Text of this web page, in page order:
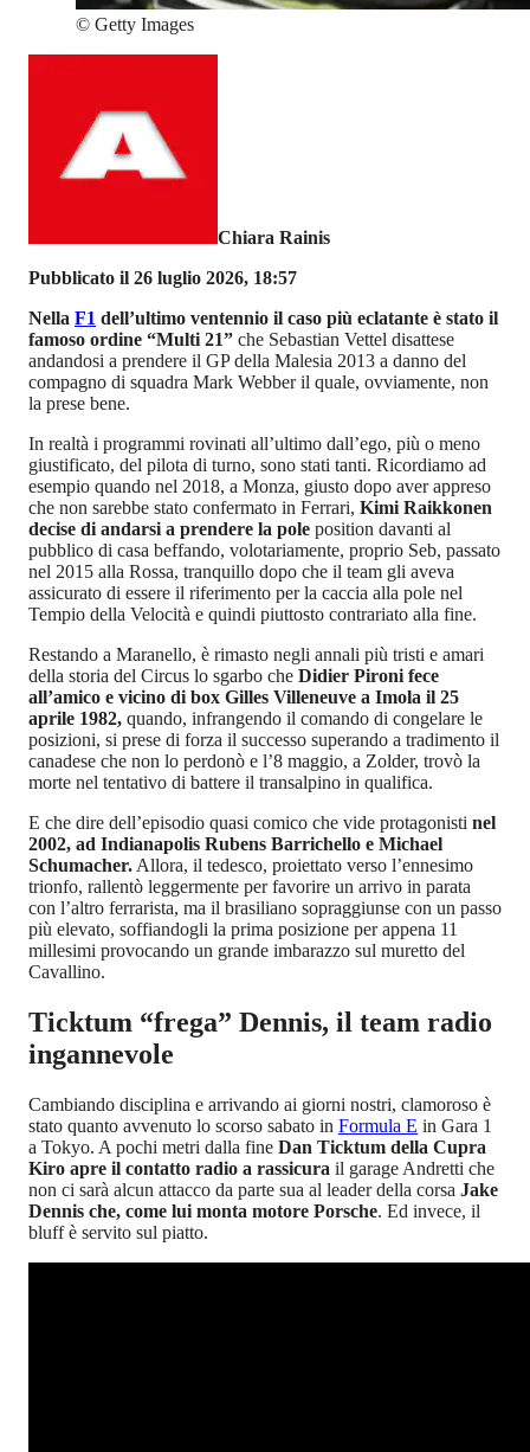
© Getty Images
Chiara Rainis
Pubblicato il 26 luglio 2026, 18:57
Nella F1 dell’ultimo ventennio il caso più eclatante è stato il
famoso ordine “Multi 21” che Sebastian Vettel disattese
andandosi a prendere il GP della Malesia 2013 a danno del
compagno di squadra Mark Webber il quale, ovviamente, non
la prese bene.
In realtà i programmi rovinati all’ultimo dall’ego, più o meno
giustificato, del pilota di turno, sono stati tanti. Ricordiamo ad
esempio quando nel 2018, a Monza, giusto dopo aver appreso
che non sarebbe stato confermato in Ferrari, Kimi Raikkonen
decise di andarsi a prendere la pole position davanti al
pubblico di casa beffando, volotariamente, proprio Seb, passato
nel 2015 alla Rossa, tranquillo dopo che il team gli aveva
assicurato di essere il riferimento per la caccia alla pole nel
Tempio della Velocità e quindi piuttosto contrariato alla fine.
Restando a Maranello, è rimasto negli annali più tristi e amari
della storia del Circus lo sgarbo che Didier Pironi fece
all’amico e vicino di box Gilles Villeneuve a Imola il 25
aprile 1982, quando, infrangendo il comando di congelare le
posizioni, si prese di forza il successo superando a tradimento il
canadese che non lo perdonò e l’8 maggio, a Zolder, trovò la
morte nel tentativo di battere il transalpino in qualifica.
E che dire dell’episodio quasi comico che vide protagonisti nel
2002, ad Indianapolis Rubens Barrichello e Michael
Schumacher. Allora, il tedesco, proiettato verso l’ennesimo
trionfo, rallentò leggermente per favorire un arrivo in parata
con l’altro ferrarista, ma il brasiliano sopraggiunse con un passo
più elevato, soffiandogli la prima posizione per appena 11
millesimi provocando un grande imbarazzo sul muretto del
Cavallino.
Ticktum “frega” Dennis, il team radio
ingannevole
Cambiando disciplina e arrivando ai giorni nostri, clamoroso è
stato quanto avvenuto lo scorso sabato in Formula E in Gara 1
a Tokyo. A pochi metri dalla fine Dan Ticktum della Cupra
Kiro apre il contatto radio a rassicura il garage Andretti che
non ci sarà alcun attacco da parte sua al leader della corsa Jake
Dennis che, come lui monta motore Porsche. Ed invece, il
bluff è servito sul piatto.